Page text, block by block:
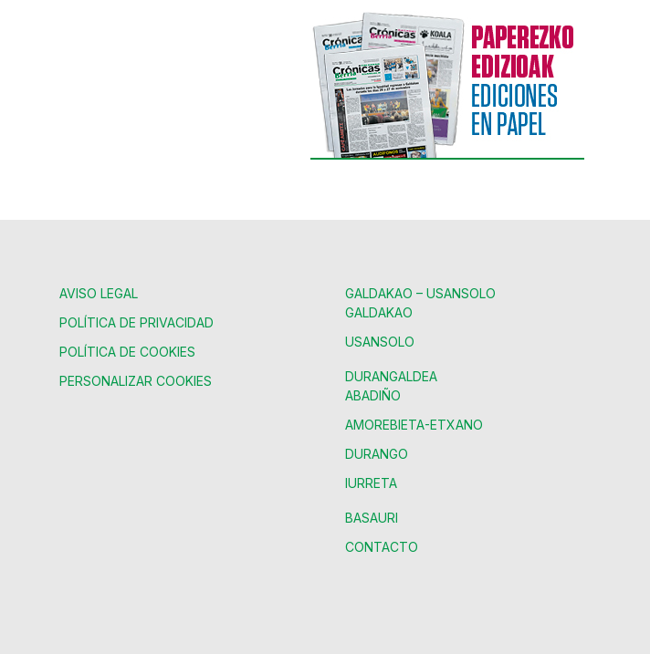
AVISO LEGAL
POLÍTICA DE PRIVACIDAD
POLÍTICA DE COOKIES
PERSONALIZAR COOKIES
GALDAKAO – USANSOLO
GALDAKAO
USANSOLO
DURANGALDEA
ABADIÑO
AMOREBIETA-ETXANO
DURANGO
IURRETA
BASAURI
CONTACTO